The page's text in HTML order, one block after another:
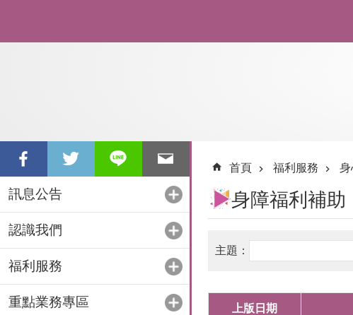
訊息公告
認識我們
福利服務
重點業務專區
首頁 福利服務 身
身障福利補助
上版日期